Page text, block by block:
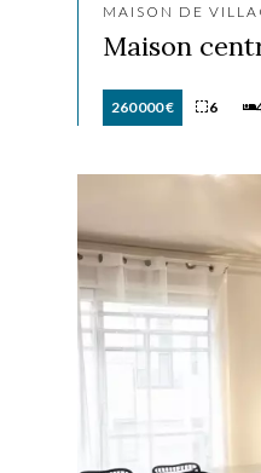
MAISON DE
Maison
260 000 € 6